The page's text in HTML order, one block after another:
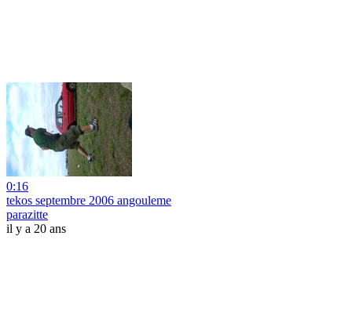
0:16
tekos septembre 2006 angouleme
parazitte
il y a 20 ans